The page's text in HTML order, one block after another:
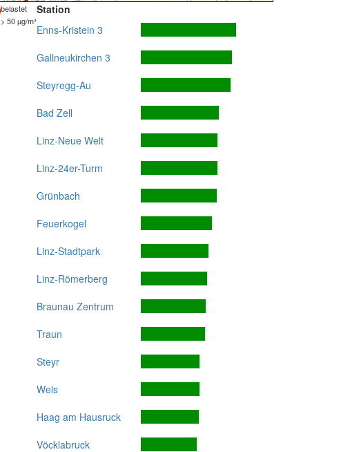
belastet
> 50 µg/m³
Station
Enns-Kristein 3
Gallneukirchen 3
Steyregg-Au
Bad Zell
Linz-Neue Welt
Linz-24er-Turm
Grünbach
Feuerkogel
Linz-Stadtpark
Linz-Römerberg
Braunau Zentrum
Traun
Steyr
Wels
Haag am Hausruck
Vöcklabruck